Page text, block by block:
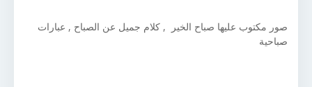
صور مكتوب عليها صباح الخير , كلام جميل عن الصباح , عبارات
صباحية